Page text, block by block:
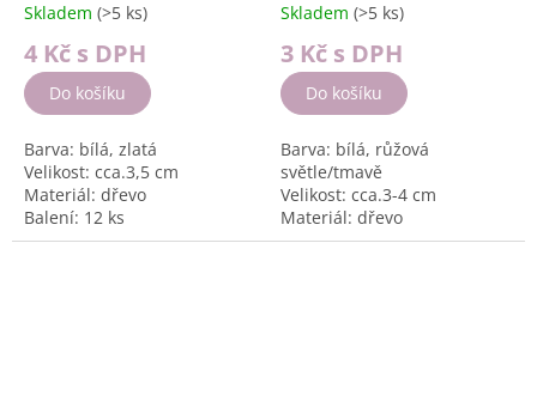
Skladem (>5 ks)
4 Kč s DPH
Do košíku
Barva: bílá, zlatá
Velikost: cca.3,5 cm
Materiál: dřevo
Balení: 12 ks
Skladem (>5 ks)
3 Kč s DPH
Do košíku
Barva: bílá, růžová
světle/tmavě
Velikost: cca.3-4 cm
Materiál: dřevo
Balení: 36 ks